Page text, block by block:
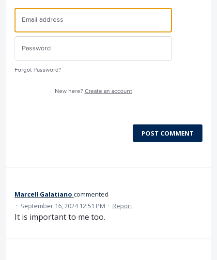
Forgot Password?
New here? Create an account
POST COMMENT
Marcell Galatiano commented
· September 16, 2024 12:51 PM · Report
It is important to me too.